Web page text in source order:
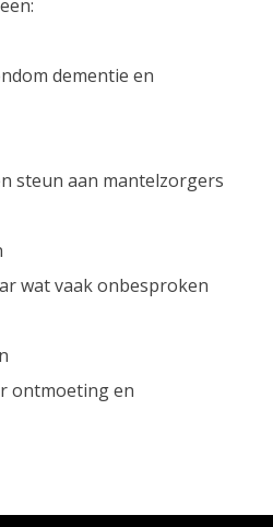
dementie en
steun aan mantelzorgers
wat vaak onbesproken
ontmoeting en